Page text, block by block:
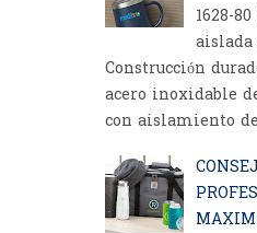
1628-
aislada
Construcción
acero inoxidable
con aislamiento de